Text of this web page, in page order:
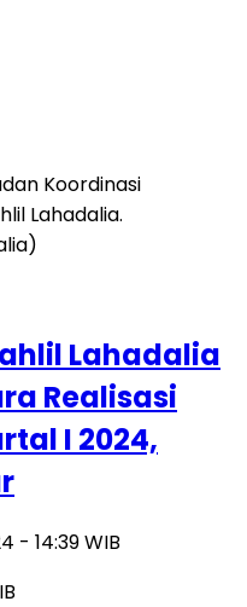
Lahadalia
Realisasi
I 2024,
- 14:39 WIB